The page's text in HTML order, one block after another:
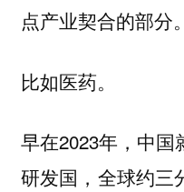
点产业契合的部分。
比如医药。
早在2023年，中
研发国，全球约三